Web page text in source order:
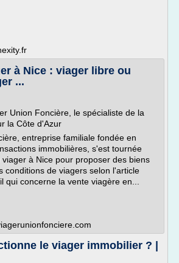
à Nice : viager libre ou
...
Union Foncière, le spécialiste de la
la Côte d'Azur
entreprise familiale fondée en
immobilières, s'est tournée
à Nice pour proposer des biens
conditions de viagers selon l'article
qui concerne la vente viagère en...
le viager immobilier ? |